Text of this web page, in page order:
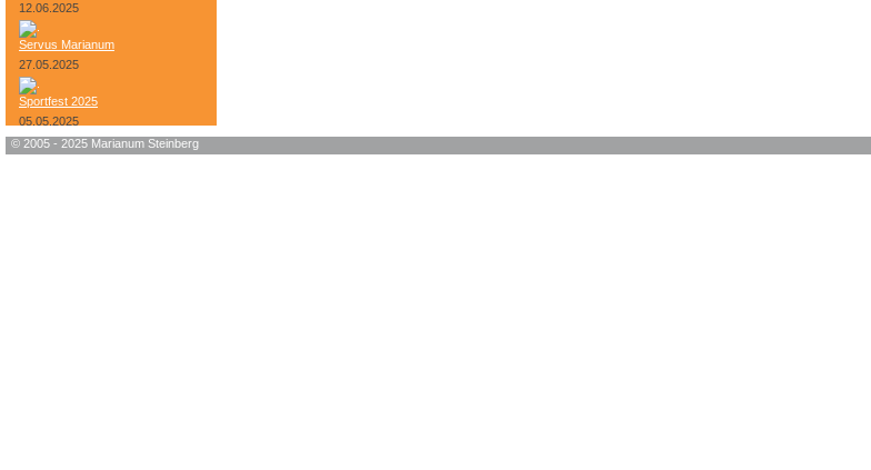
12.06.2025
Servus Marianum
27.05.2025
Sportfest 2025
05.05.2025
Bundesheer-Tag
© 2005 - 2025 Marianum Steinberg